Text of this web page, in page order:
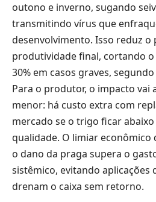
outono e inverno, sugando
transmitindo vírus que
desenvolvimento. Isso reduz o
produtividade final, cortando
30% em casos graves,
Para o produtor, o impacto vai
menor: há custo extra com
mercado se o trigo ficar
qualidade. O limiar
o dano da praga supera o
sistêmico, evitando aplicações
drenam o caixa sem retorno.